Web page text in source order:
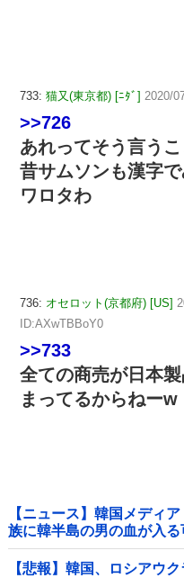
733: 猫又(東京都) [ﾆﾀﾞ] 2020/
>>726
あれってそう言う
昔サムソンも漢字
ワロタわ
736: オセロット(京都府) [US]
ID:AXwTBBoY0
>>733
全ての商売が日本
まってるからねーw
【ニュース】韓国メディ
族に韓半島の男の血が入る
【悲報】韓国、ロシアウ